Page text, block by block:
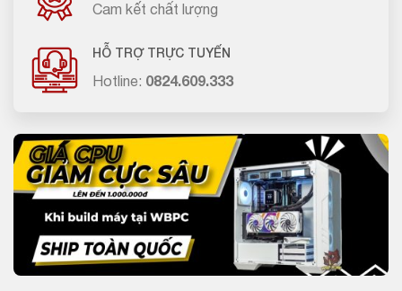
Cam kết chất lượng
HỖ TRỢ TRỰC TUYẾN
Hotline: 0824.609.333